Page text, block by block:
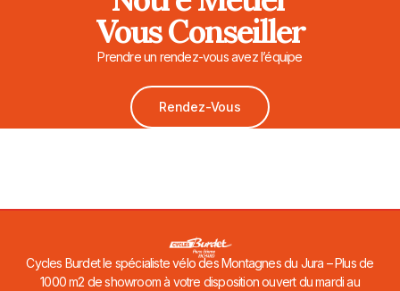
Vous Conseiller
Prendre un rendez-vous avez l’équipe
Rendez-Vous
Cycles Burdet le spécialiste vélo des Montagnes du Jura – Plus de
1000 m2 de showroom à votre disposition ouvert du mardi au